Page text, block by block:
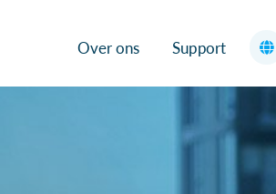
Over ons Support